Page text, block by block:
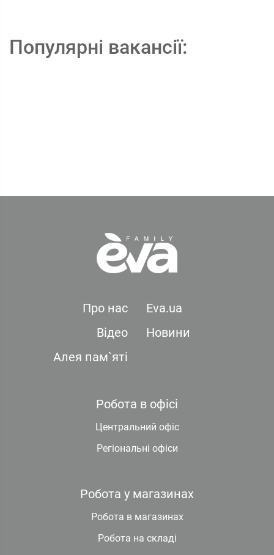
Популярні вакансії:
Про нас
Eva.ua
Відео
Новини
Алея пам`яті
Робота в офісі
Центральний офіс
Регіональні офіси
Робота у магазинах
Робота в магазинах
Робота на складі